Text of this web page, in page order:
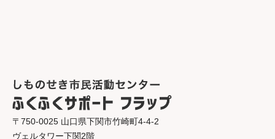
〒750-0025 山口県下関市竹崎町4-4-2
ヴェルタワー下関2階